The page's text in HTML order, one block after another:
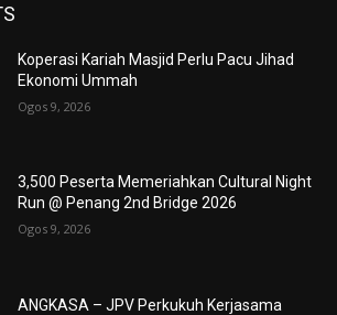
Koperasi Kariah Masjid Perlu Pacu Jihad
Ekonomi Ummah
Ogos 9, 2026
3,500 Peserta Memeriahkan Cultural Night
Run @ Penang 2nd Bridge 2026
Ogos 9, 2026
ANGKASA – JPV Perkukuh Kerjasama